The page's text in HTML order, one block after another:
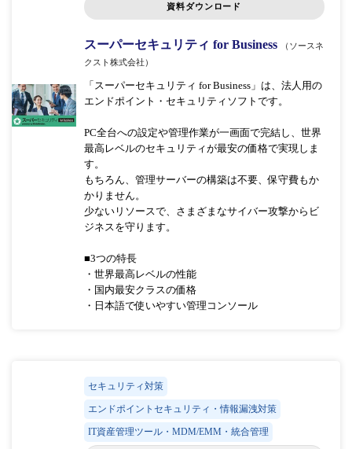
資料ダウンロード
スーパーセキュリティ for Business
（ソースネ
クスト株式会社）
「スーパーセキュリティ for Business」は、法人用の
エンドポイント・セキュリティソフトです。
PC全台への設定や管理作業が一画面で完結し、世界
最高レベルのセキュリティが最安の価格で実現しま
す。
もちろん、管理サーバーの構築は不要、保守費もか
かりません。
少ないリソースで、さまざまなサイバー攻撃からビ
ジネスを守ります。
■3つの特長
・世界最高レベルの性能
・国内最安クラスの価格
・日本語で使いやすい管理コンソール
セキュリティ対策
エンドポイントセキュリティ・情報漏洩対策
IT資産管理ツール・MDM/EMM・統合管理